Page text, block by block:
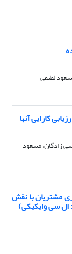
لطیفی
کارایی آنها
زادگان، مسعود
مشتریان با نقش
ال سی وایکیکی)